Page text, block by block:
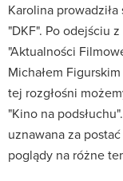
Karolina
"DKF". Po odejściu
"Aktualności
Michałem
tej rozgłośni
"Kino na
uznawana za
poglądy na różne